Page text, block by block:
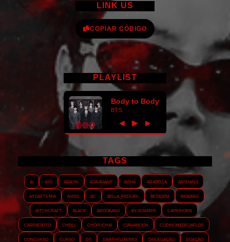
LINK US
COPIAR CÓDIGO
PLAYLIST
Body to Body
BTS
◀ ► ▶
TAGS
AI ASS Abalyn Agraviane Aisha Arabella
Arshanji
Atzarts Mia
Aviso BC Bella_RedGirl Betagem
Bigbang
Bitchcraft
Black Brookang By.summer
Caprihorn
Carriesoto
Cheill Chopuchai Cianamoon
Codinomebeijaflor
Concurso
Curso DS Darthflowers Divulgação Doação